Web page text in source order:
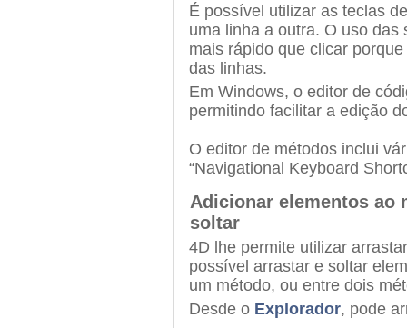
É possível utilizar as teclas
uma linha a outra. O uso
mais rápido que clicar
das linhas.
Em Windows, o editor de
permitindo facilitar a edição
O editor de métodos inclui
“Navigational Keyboard
Adicionar elementos ao
soltar
4D lhe permite utilizar
possível arrastar e soltar
um método, ou entre dois
Desde o Explorador, pode